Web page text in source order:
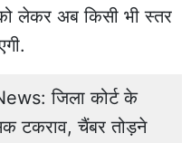
लेकर अब किसी भी स्तर
जिला कोर्ट के
टकराव, चैंबर तोड़ने